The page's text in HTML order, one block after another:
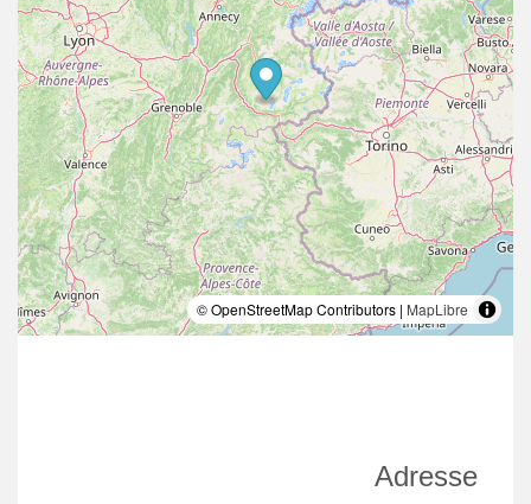
© OpenStreetMap Contributors | MapLibre
Adresse